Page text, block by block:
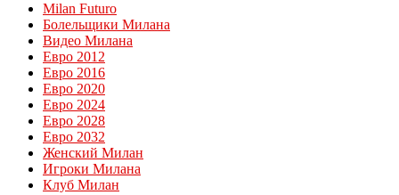
Milan Futuro
Болельщики Милана
Видео Милана
Евро 2012
Евро 2016
Евро 2020
Евро 2024
Евро 2028
Евро 2032
Женский Милан
Игроки Милана
Клуб Милан